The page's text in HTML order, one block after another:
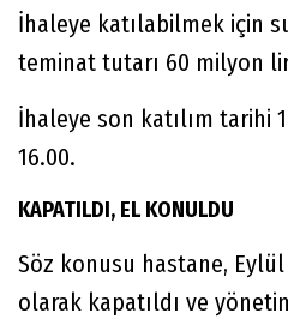
İhaleye katılabilmek için
teminat tutarı 60 milyon
İhaleye son katılım tarihi
16.00.
KAPATILDI, EL KONULDU
Söz konusu hastane,
olarak kapatıldı ve